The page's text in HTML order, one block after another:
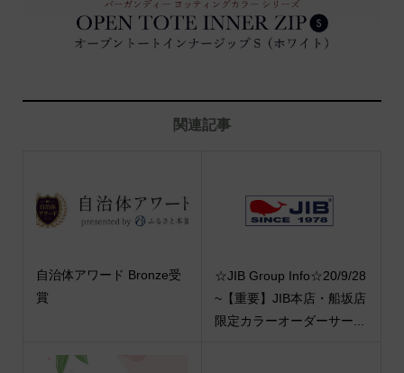
関連記事
自治体アワード Bronze受
賞
☆JIB Group Info☆20/9/28
~【重要】JIB本店・船坂店
限定カラーオーダーサー...